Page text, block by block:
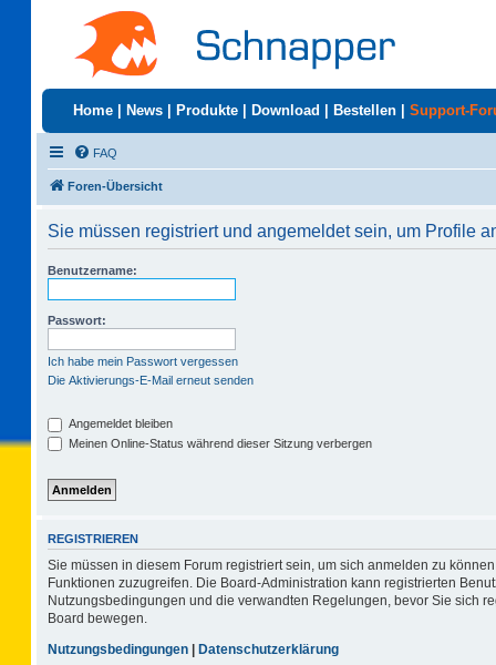
Home News Produkte Download Bestellen Support-
FAQ
Foren-Übersicht
Sie müssen registriert und angemeldet sein, um Profile
Benutzername:
Passwort:
Ich habe mein Passwort vergessen
Die Aktivierungs-E-Mail erneut senden
Angemeldet bleiben
Meinen Online-Status während dieser Sitzung verbergen
REGISTRIEREN
Sie müssen in diesem Forum registriert sein, um sich anmelden zu
Funktionen zuzugreifen. Die Board-Administration kann registrierten
Nutzungsbedingungen und die verwandten Regelungen, bevor Sie sich
Board bewegen.
Nutzungsbedingungen | Datenschutzerklärung